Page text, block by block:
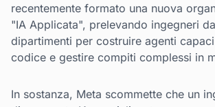
recentemente formato una nuova
"IA Applicata", prelevando ingegneri
dipartimenti per costruire agenti
codice e gestire compiti complessi in
In sostanza, Meta scommette che un